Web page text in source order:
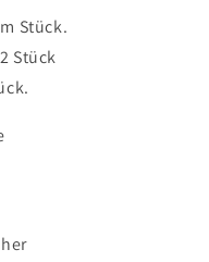
Stück.
Stück